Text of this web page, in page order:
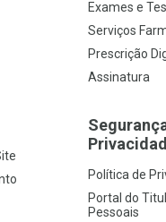
Exames e
Serviços
Prescrição
Assinatura
Política de
Portal do
Pessoais